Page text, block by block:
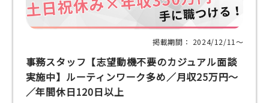
掲載期間： 2024/12/11〜
事務スタッフ【志望動機不要のカジュアル面談
実施中】ルーティンワーク多め／月収25万円～
／年間休日120日以上